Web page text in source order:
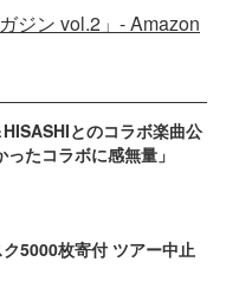
ジン vol.2」- Amazon
とのコラボ楽曲公
たコラボに感無量」
5000枚寄付 ツアー中止